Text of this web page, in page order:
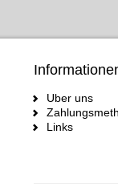
Uber uns
Links